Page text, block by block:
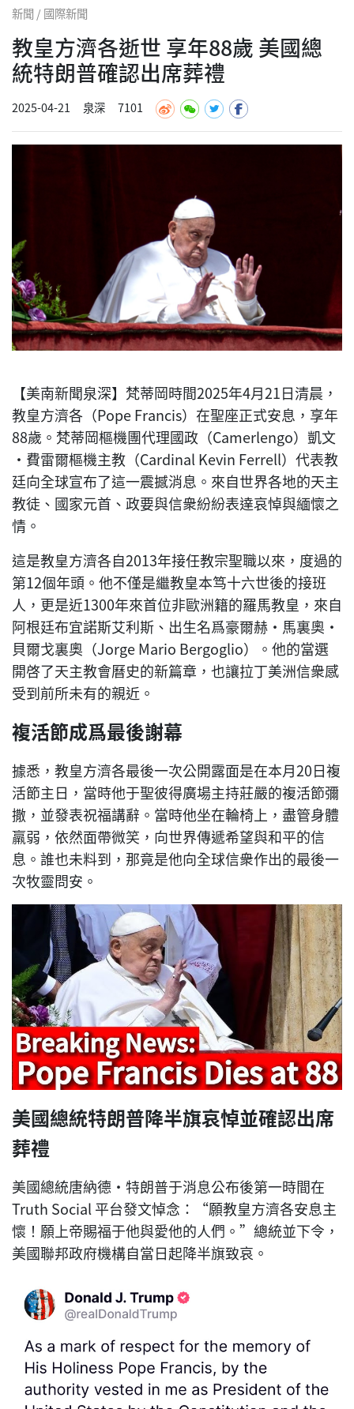
新聞 / 國際新聞
教皇方濟各逝世 享年88歲 美國總
統特朗普確認出席葬禮
2025-04-21 泉深 7101
【美南新聞泉深】梵蒂岡時間2025年4月21日清晨，
教皇方濟各（Pope Francis）在聖座正式安息，享年
88歲。梵蒂岡樞機團代理國政（Camerlengo）凱文
·費雷爾樞機主教（Cardinal Kevin Ferrell）代表教
廷向全球宣布了這一震撼消息。來自世界各地的天主
教徒、國家元首、政要與信衆紛紛表達哀悼與緬懷之
情。
這是教皇方濟各自2013年接任教宗聖職以來，度過的
第12個年頭。他不僅是繼教皇本笃十六世後的接班
人，更是近1300年來首位非歐洲籍的羅馬教皇，來自
阿根廷布宜諾斯艾利斯、出生名爲豪爾赫·馬裏奧·
貝爾戈裏奧（Jorge Mario Bergoglio）。他的當選
開啓了天主教會曆史的新篇章，也讓拉丁美洲信衆感
受到前所未有的親近。
複活節成爲最後謝幕
據悉，教皇方濟各最後一次公開露面是在本月20日複
活節主日，當時他于聖彼得廣場主持莊嚴的複活節彌
撒，並發表祝福講辭。當時他坐在輪椅上，盡管身體
羸弱，依然面帶微笑，向世界傳遞希望與和平的信
息。誰也未料到，那竟是他向全球信衆作出的最後一
次牧靈問安。
美國總統特朗普降半旗哀悼並確認出席
葬禮
美國總統唐納德·特朗普于消息公布後第一時間在
Truth Social 平台發文悼念：“願教皇方濟各安息主
懷！願上帝賜福于他與愛他的人們。”總統並下令，
美國聯邦政府機構自當日起降半旗致哀。